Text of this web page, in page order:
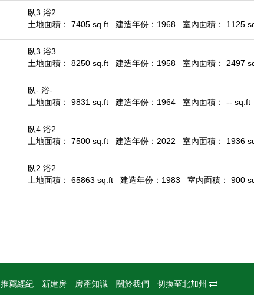
臥3 浴2
土地面積： 7405 sq.ft
建造年份：1968 室內面積： 1125
臥3 浴3
土地面積： 8250 sq.ft
建造年份：1958 室內面積： 2497
臥- 浴-
土地面積： 9831 sq.ft
建造年份：1964 室內面積： -- sq.ft
臥4 浴2
土地面積： 7500 sq.ft
建造年份：2022 室內面積： 1936
臥2 浴2
土地面積： 65863 sq.ft
建造年份：1983 室內面積： 900
推薦經紀 新建房 房產知識 關於我們 切換至北加州